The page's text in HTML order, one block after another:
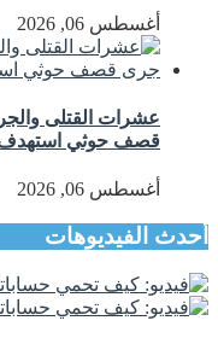
أغسطس 06, 2026
عشرات القتلى
قصف حوثي
أغسطس 06, 2026
أحدث الفيديوهات